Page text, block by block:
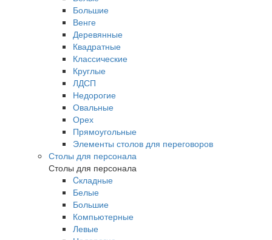
Большие
Венге
Деревянные
Квадратные
Классические
Круглые
ЛДСП
Недорогие
Овальные
Орех
Прямоугольные
Элементы столов для переговоров
Столы для персонала
Столы для персонала
Cкладные
Белые
Большие
Компьютерные
Левые